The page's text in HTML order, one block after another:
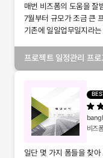
매번 비즈폼의 도움을 잘
7월부터 규모가 조금 큰
기존에 일일업무일지라
프로젝트 일정관리 프
비즈
일단 몇 가지 폼들을 찾